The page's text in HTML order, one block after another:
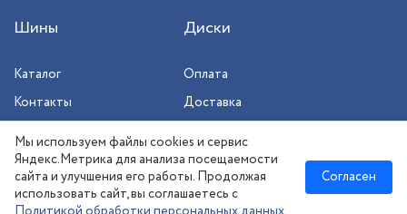
Шины Диски
Каталог
Контакты
Оплата
Доставка
Сезонное хранение
Мы используем файлы cookies и сервис
Яндекс.Метрика для анализа посещаемости
сайта и улучшения его работы. Продолжая
использовать сайт, вы соглашаетесь с
Согласен